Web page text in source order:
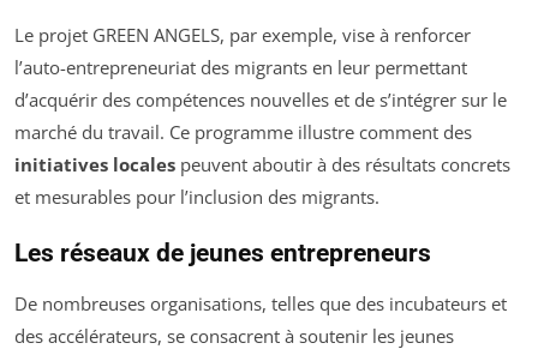
Le projet GREEN ANGELS, par exemple, vise à renforcer
l’auto-entrepreneuriat des migrants en leur permettant
d’acquérir des compétences nouvelles et de s’intégrer sur le
marché du travail. Ce programme illustre comment des
initiatives locales peuvent aboutir à des résultats concrets
et mesurables pour l’inclusion des migrants.
Les réseaux de jeunes entrepreneurs
De nombreuses organisations, telles que des incubateurs et
des accélérateurs, se consacrent à soutenir les jeunes